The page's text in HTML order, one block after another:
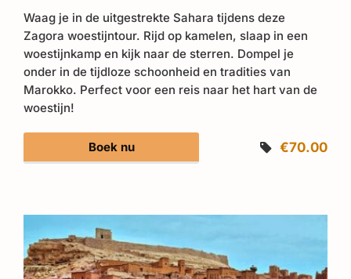
Waag je in de uitgestrekte Sahara tijdens deze
Zagora woestijntour. Rijd op kamelen, slaap in een
woestijnkamp en kijk naar de sterren. Dompel je
onder in de tijdloze schoonheid en tradities van
Marokko. Perfect voor een reis naar het hart van de
woestijn!
Boek nu €70.00